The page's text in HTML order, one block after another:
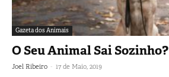
Gazeta dos Animais
O Seu Animal Sai Sozinho?
Joel Ribeiro - 17 de Maio, 2019